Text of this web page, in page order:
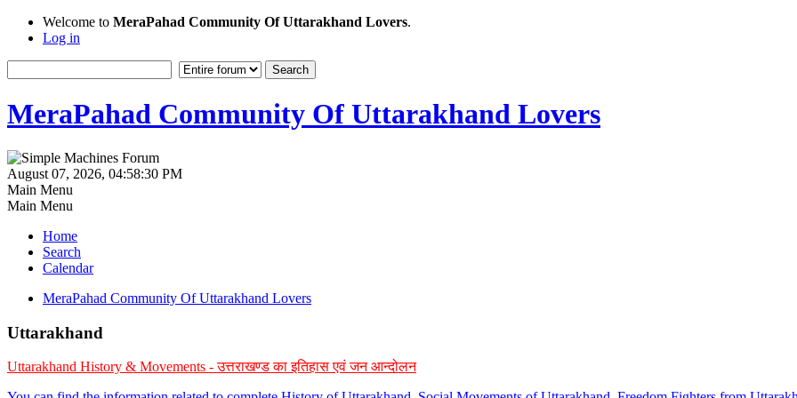
Welcome to MeraPahad Community Of Uttarakhand Lovers.
Log in
MeraPahad Community Of Uttarakhand Lovers
August 07, 2026, 04:58:30 PM
Main Menu
Main Menu
Home
Search
Calendar
MeraPahad Community Of Uttarakhand Lovers
Uttarakhand
Uttarakhand History & Movements - उत्तराखण्ड का इतिहास एवं जन आन्दोलन